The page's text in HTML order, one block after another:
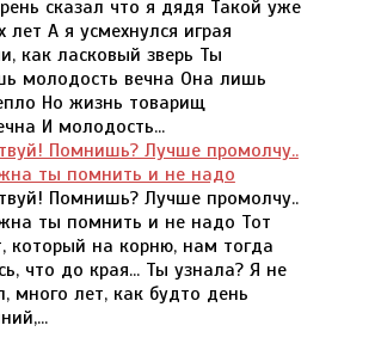
сказал что я дядя Такой уже
лет А я усмехнулся играя
как ласковый зверь Ты
молодость вечна Она лишь
Но жизнь товарищ
И молодость...
Помнишь? Лучше промолчу..
ты помнить и не надо
Помнишь? Лучше промолчу..
ты помнить и не надо Тот
который на корню, нам тогда
что до края... Ты узнала? Я не
много лет, как будто день